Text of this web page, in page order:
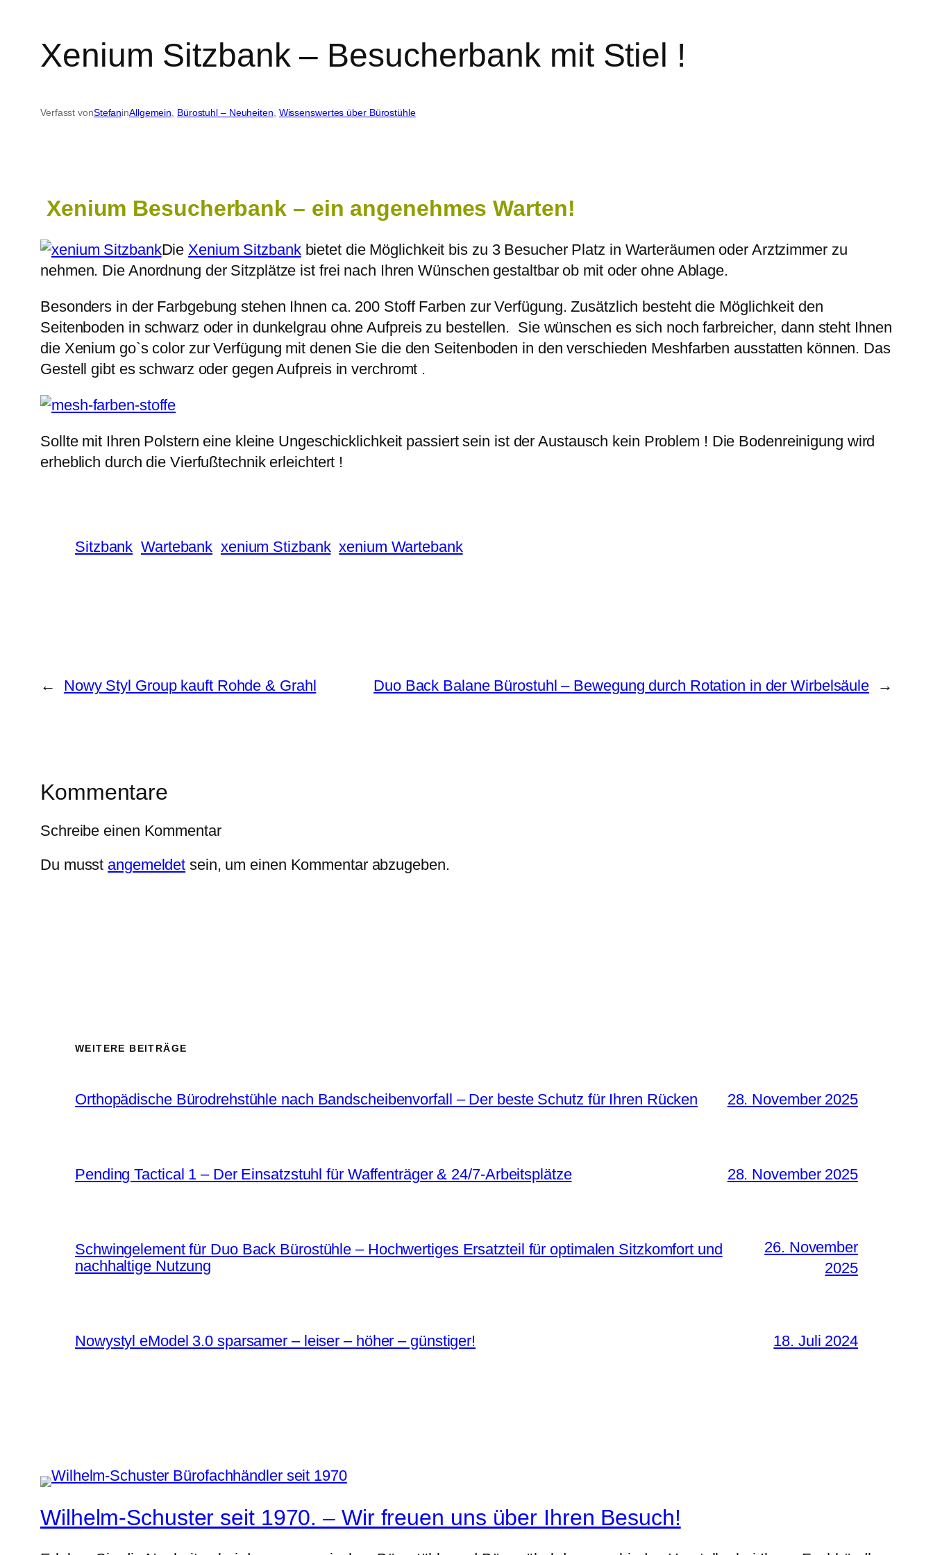
Xenium Sitzbank – Besucherbank mit Stiel !
Verfasst vonStefaninAllgemein Bürostuhl – Neuheiten Wissenswertes über Bürostühle
Xenium Besucherbank – ein angenehmes Warten!
Die Xenium Sitzbankbietet die Möglichkeit bis zu 3 Besucher Platz in Warteräumen oder Arztzimmer zu
nehmen. Die Anordnung der Sitzplätze ist frei nach Ihren Wünschen gestaltbar ob mit oder ohne Ablage.
Besonders in der Farbgebung stehen Ihnen ca. 200 Stoff Farben zur Verfügung. Zusätzlich besteht die Möglichkeit den
Seitenboden in schwarz oder in dunkelgrau ohne Aufpreis zu bestellen. Sie wünschen es sich noch farbreicher, dann steht Ihnen
die Xenium go`s color zur Verfügung mit denen Sie die den Seitenboden in den verschieden Meshfarben ausstatten können. Das
Gestell gibt es schwarz oder gegen Aufpreis in verchromt .
Sollte mit Ihren Polstern eine kleine Ungeschicklichkeit passiert sein ist der Austausch kein Problem ! Die Bodenreinigung wird
erheblich durch die Vierfußtechnik erleichtert !
Sitzbank Wartebank xenium Stizbank xenium Wartebank
← Nowy Styl Group kauft Rohde & Grahl Duo Back Balane Bürostuhl – Bewegung durch Rotation in der Wirbelsäule →
Kommentare
Schreibe einen Kommentar
Du musst angemeldet sein, um einen Kommentar abzugeben.
WEITERE BEITRÄGE
Orthopädische Bürodrehstühle nach Bandscheibenvorfall – Der beste Schutz für Ihren Rücken 28. November 2025
Pending Tactical 1 – Der Einsatzstuhl für Waffenträger & 24/7-Arbeitsplätze 28. November 2025
Schwingelement für Duo Back Bürostühle – Hochwertiges Ersatzteil für optimalen Sitzkomfort und
nachhaltige Nutzung
26. November
2025
Nowystyl eModel 3.0 sparsamer – leiser – höher – günstiger! 18. Juli 2024
Wilhelm-Schuster seit 1970. – Wir freuen uns über Ihren Besuch!